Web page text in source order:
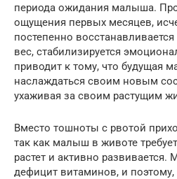
периода ожидания малыша.
ощущения первых месяцев,
постепенно
вес, стабилизируется
приводит к тому, что будущая
наслаждаться своим новым
ухаживая за своим растущим
Вместо тошноты с рвотой
так как малыш в животе
растет и активно развивается.
дефицит витаминов, и поэтому,